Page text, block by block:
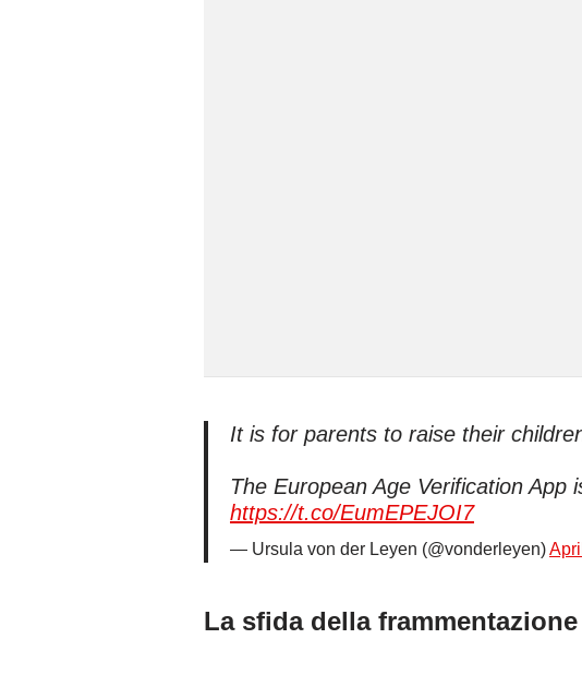
It is for parents to raise their
The European Age Verification App
https://t.co/EumEPEJOI7
— Ursula von der Leyen (@vonderleyen)
La sfida della